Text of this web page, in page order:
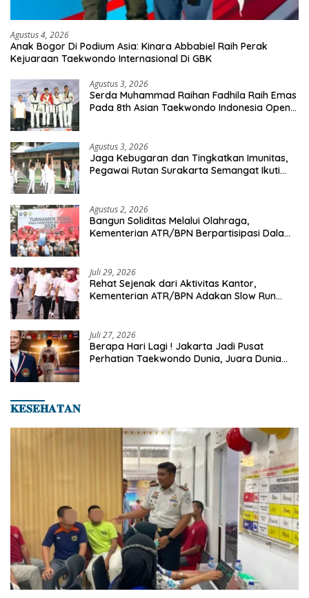
Agustus 4, 2026
Anak Bogor Di Podium Asia: Kinara Abbabiel Raih Perak
Kejuaraan Taekwondo Internasional Di GBK
Agustus 3, 2026
Serda Muhammad Raihan Fadhila Raih Emas
Pada 8th Asian Taekwondo Indonesia Open
Agustus 3, 2026
Jaga Kebugaran dan Tingkatkan Imunitas,
Pegawai Rutan Surakarta Semangat Ikuti
Agustus 2, 2026
Bangun Soliditas Melalui Olahraga,
Kementerian ATR/BPN Berpartisipasi Dalam
Juli 29, 2026
Rehat Sejenak dari Aktivitas Kantor,
Kementerian ATR/BPN Adakan Slow Run
Juli 27, 2026
Berapa Hari Lagi ! Jakarta Jadi Pusat
Perhatian Taekwondo Dunia, Juara Dunia
𝐊𝐄𝐒𝐄𝐇𝐀𝐓𝐀𝐍